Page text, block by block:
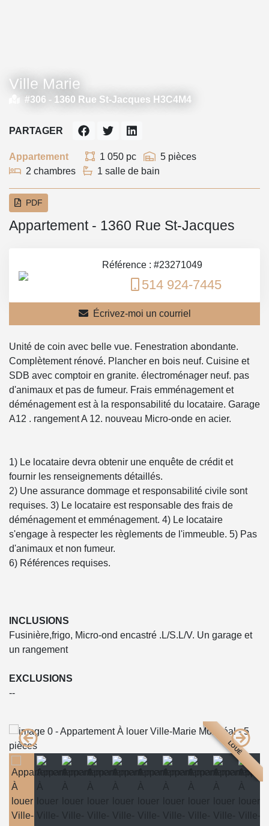
Ville Marie
#306 - 1360 Rue St-Jacques H3C4M4
Appartement 1 050 pc
5 pièces
2 chambres
1 salle de bain
PARTAGER
PDF
Appartement - 1360 Rue St-Jacques
Référence : #23271049
514 924-7445
Écrivez-moi un courriel
Unité de coin avec belle vue. Fenestration abondante.
Complètement rénové. Plancher en bois neuf. Cuisine et
SDB avec comptoir en granite. électroménager neuf. pas
d'animaux et pas de fumeur. Frais emménagement et
déménagement est à la responsabilité du locataire. Garage
A12 . rangement A 12. nouveau Micro-onde en acier.
1) Le locataire devra obtenir une enquête de crédit et
fournir les renseignements détaillés.
2) Une assurance dommage et responsabilité civile sont
requises. 3) Le locataire est responsable des frais de
déménagement et emménagement. 4) Le locataire
s'engage à respecter les règlements de l'immeuble. 5) Pas
d'animaux et non fumeur.
6) Références requises.
INCLUSIONS
Fusinière,frigo, Micro-ond encastré .L/S.L/V. Un garage et
un rangement
EXCLUSIONS
--
LOUÉ